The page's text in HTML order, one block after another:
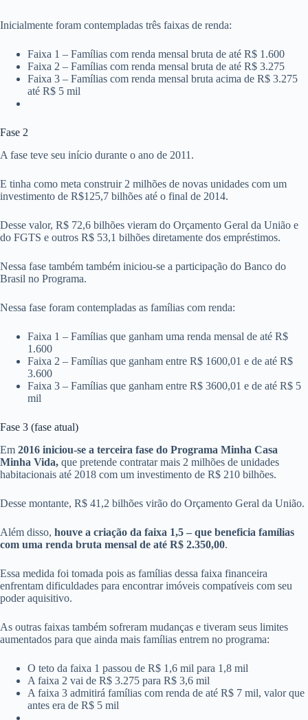
Inicialmente foram contempladas três faixas de renda:
Faixa 1 – Famílias com renda mensal bruta de até R$ 1.600
Faixa 2 – Famílias com renda mensal bruta de até R$ 3.275
Faixa 3 – Famílias com renda mensal bruta acima de R$ 3.275
até R$ 5 mil
Fase 2
A fase teve seu início durante o ano de 2011.
E tinha como meta construir 2 milhões de novas unidades com um
investimento de R$125,7 bilhões até o final de 2014.
Desse valor, R$ 72,6 bilhões vieram do Orçamento Geral da União e
do FGTS e outros R$ 53,1 bilhões diretamente dos empréstimos.
Nessa fase também também iniciou-se a participação do Banco do
Brasil no Programa.
Nessa fase foram contempladas as famílias com renda:
Faixa 1 – Famílias que ganham uma renda mensal de até R$
1.600
Faixa 2 – Famílias que ganham entre R$ 1600,01 e de até R$
3.600
Faixa 3 – Famílias que ganham entre R$ 3600,01 e de até R$ 5
mil
Fase 3 (fase atual)
Em 2016 iniciou-se a terceira fase do Programa Minha Casa
Minha Vida, que pretende contratar mais 2 milhões de unidades
habitacionais até 2018 com um investimento de R$ 210 bilhões.
Desse montante, R$ 41,2 bilhões virão do Orçamento Geral da União.
Além disso, houve a criação da faixa 1,5 – que beneficia famílias
com uma renda bruta mensal de até R$ 2.350,00.
Essa medida foi tomada pois as famílias dessa faixa financeira
enfrentam dificuldades para encontrar imóveis compatíveis com seu
poder aquisitivo.
As outras faixas também sofreram mudanças e tiveram seus limites
aumentados para que ainda mais famílias entrem no programa:
O teto da faixa 1 passou de R$ 1,6 mil para 1,8 mil
A faixa 2 vai de R$ 3.275 para R$ 3,6 mil
A faixa 3 admitirá famílias com renda de até R$ 7 mil, valor que
antes era de R$ 5 mil